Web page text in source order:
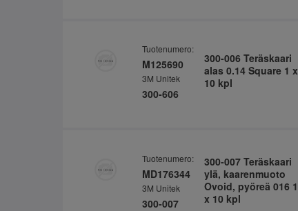
Tuotenumero:
M125690
3M Unitek
300-606
300-006 Teräskaari
alas 0.14 Square 1 x
10 kpl
Tuotenumero:
MD176344
3M Unitek
300-007
300-007 Teräskaari
ylä, kaarenmuoto
Ovoid, pyöreä 016 1
x 10 kpl